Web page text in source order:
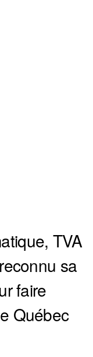
TVA
sa
faire
Québec